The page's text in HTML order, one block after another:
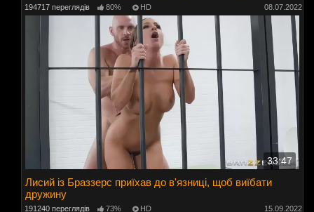
194717 переглядів 80% HD 08.07.2022
33:47
Лисий із Браззерс приїхав до в'язниці, щоб виїбати
дружину
191240 переглядів 73% HD 15.09.2022